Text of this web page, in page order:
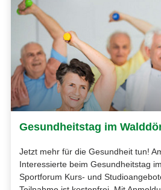
Gesundheitstag im
Jetzt mehr für die Gesundheit tun!
Interessierte beim Gesundheitstag
Sportforum Kurs- und